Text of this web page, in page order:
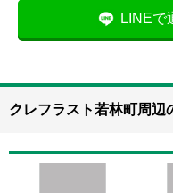
LINEで
クレフラスト若林町周辺